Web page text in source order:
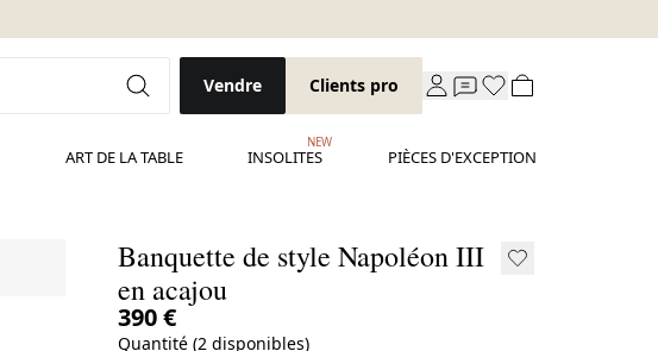
Vendre Clients pro
ART DE LA TABLE INSOLITES
NEW
PIÈCES D'EXCEPTION
Banquette de style Napoléon III
en acajou
390 €
Quantité (2 disponibles)